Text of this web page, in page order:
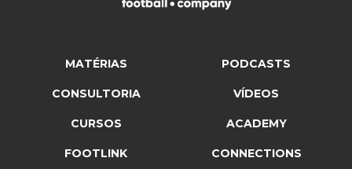
MATÉRIAS PODCASTS
CONSULTORIA VÍDEOS
CURSOS ACADEMY
FOOTLINK CONNECTIONS